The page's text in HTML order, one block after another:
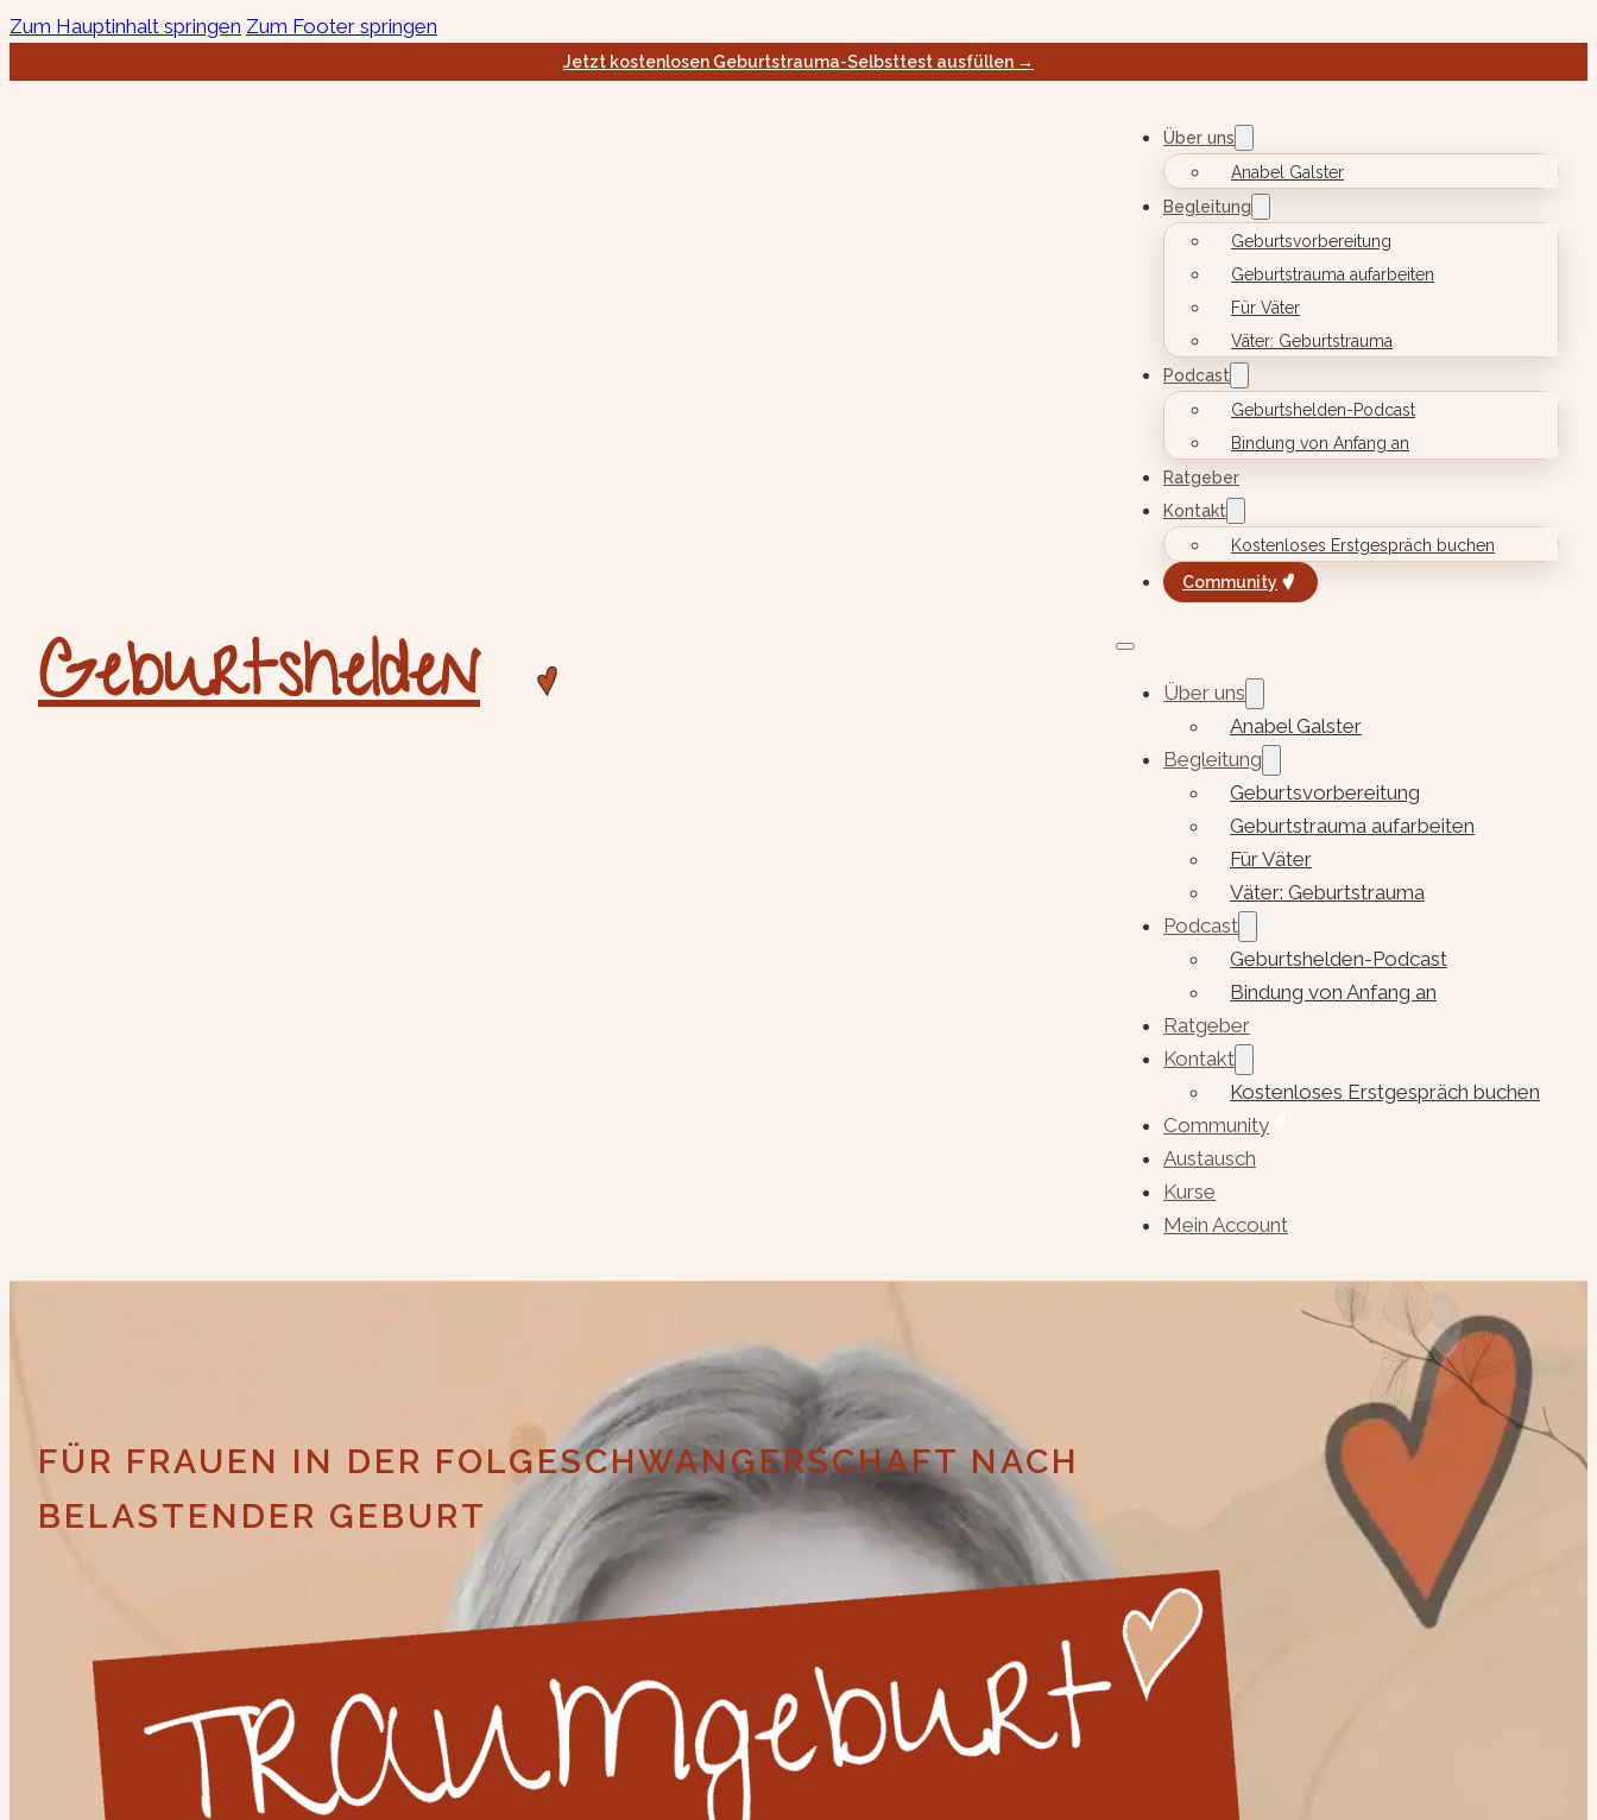
Zum Hauptinhalt springen Zum Footer springen
Jetzt kostenlosen Geburtstrauma-Selbsttest ausfüllen →
Geburtshelden
Über uns
Anabel Galster
Begleitung
Geburtsvorbereitung
Geburtstrauma aufarbeiten
Für Väter
Väter: Geburtstrauma
Podcast
Geburtshelden-Podcast
Bindung von Anfang an
Ratgeber
Kontakt
Kostenloses Erstgespräch buchen
Community
Über uns
Anabel Galster
Begleitung
Geburtsvorbereitung
Geburtstrauma aufarbeiten
Für Väter
Väter: Geburtstrauma
Podcast
Geburtshelden-Podcast
Bindung von Anfang an
Ratgeber
Kontakt
Kostenloses Erstgespräch buchen
Community
Austausch
Kurse
Mein Account
FÜR FRAUEN IN DER FOLGESCHWANGERSCHAFT NACH
BELASTENDER GEBURT